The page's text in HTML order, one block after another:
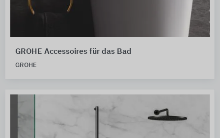
GROHE Accessoires für das Bad
GROHE